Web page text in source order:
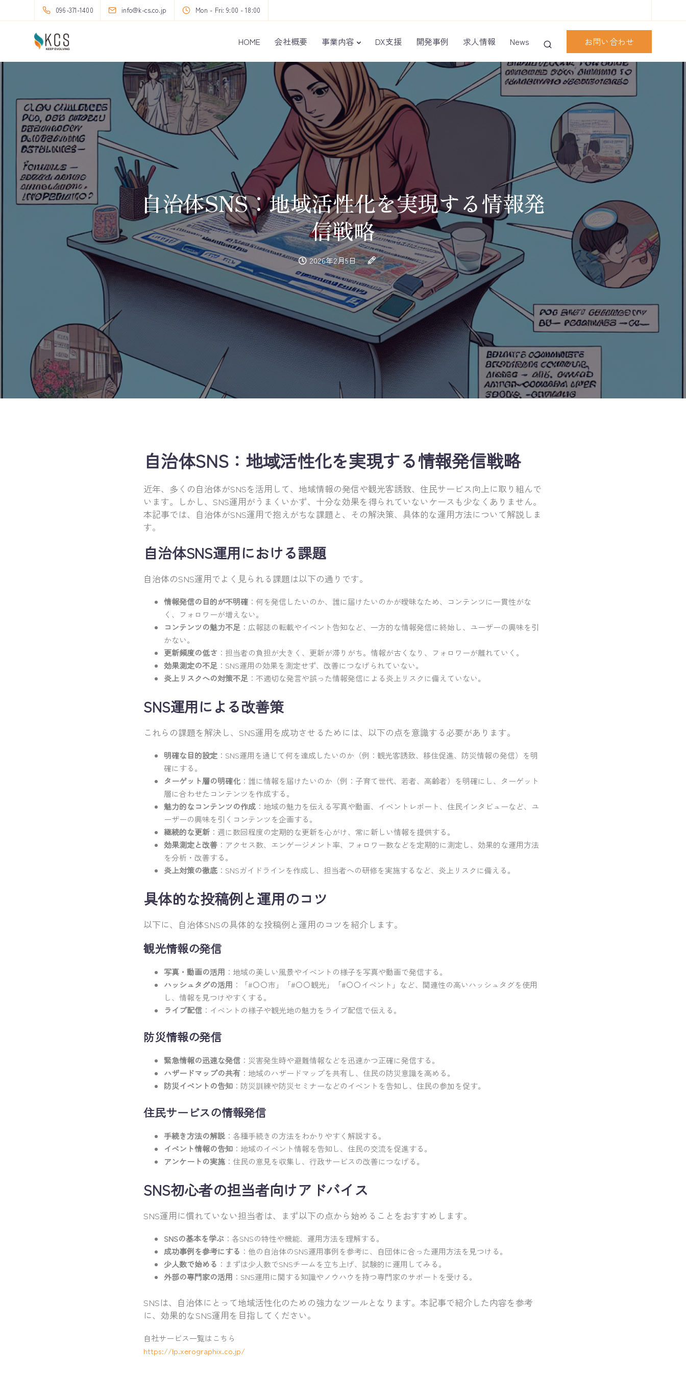
096-371-1400 info@k-cs.co.jp Mon - Fri: 9:00 - 18:00
HOME 会社概要 事業内容 DX支援 開発事例 求人情報 News お問い合わせ
自治体SNS：地域活性化を実現する情報発
信戦略
2026年2月5日
自治体SNS：地域活性化を実現する情報発信戦略
近年、多くの自治体がSNSを活用して、地域情報の発信や観光客誘致、住民サービス向上に取り組んで
います。しかし、SNS運用がうまくいかず、十分な効果を得られていないケースも少なくありません。
本記事では、自治体がSNS運用で抱えがちな課題と、その解決策、具体的な運用方法について解説しま
す。
自治体SNS運用における課題
自治体のSNS運用でよく見られる課題は以下の通りです。
情報発信の目的が不明確 ：何を発信したいのか、誰に届けたいのかが曖昧なため、コンテンツに一貫性がな
く、フォロワーが増えない。
コンテンツの魅力不足 ：広報誌の転載やイベント告知など、一方的な情報発信に終始し、ユーザーの興味を引
かない。
更新頻度の低さ ：担当者の負担が大きく、更新が滞りがち。情報が古くなり、フォロワーが離れていく。
効果測定の不足 ：SNS運用の効果を測定せず、改善につなげられていない。
炎上リスクへの対策不足 ：不適切な発言や誤った情報発信による炎上リスクに備えていない。
SNS運用による改善策
これらの課題を解決し、SNS運用を成功させるためには、以下の点を意識する必要があります。
明確な目的設定 ：SNS運用を通じて何を達成したいのか（例：観光客誘致、移住促進、防災情報の発信）を明
確にする。
ターゲット層の明確化 ：誰に情報を届けたいのか（例：子育て世代、若者、高齢者）を明確にし、ターゲット
層に合わせたコンテンツを作成する。
魅力的なコンテンツの作成 ：地域の魅力を伝える写真や動画、イベントレポート、住民インタビューなど、ユ
ーザーの興味を引くコンテンツを企画する。
継続的な更新 ：週に数回程度の定期的な更新を心がけ、常に新しい情報を提供する。
効果測定と改善 ：アクセス数、エンゲージメント率、フォロワー数などを定期的に測定し、効果的な運用方法
を分析・改善する。
炎上対策の徹底 ：SNSガイドラインを作成し、担当者への研修を実施するなど、炎上リスクに備える。
具体的な投稿例と運用のコツ
以下に、自治体SNSの具体的な投稿例と運用のコツを紹介します。
観光情報の発信
写真・動画の活用 ：地域の美しい風景やイベントの様子を写真や動画で発信する。
ハッシュタグの活用 ：「#〇〇市」「#〇〇観光」「#〇〇イベント」など、関連性の高いハッシュタグを使用
し、情報を見つけやすくする。
ライブ配信 ：イベントの様子や観光地の魅力をライブ配信で伝える。
防災情報の発信
緊急情報の迅速な発信 ：災害発生時や避難情報などを迅速かつ正確に発信する。
ハザードマップの共有 ：地域のハザードマップを共有し、住民の防災意識を高める。
防災イベントの告知 ：防災訓練や防災セミナーなどのイベントを告知し、住民の参加を促す。
住民サービスの情報発信
手続き方法の解説 ：各種手続きの方法をわかりやすく解説する。
イベント情報の告知 ：地域のイベント情報を告知し、住民の交流を促進する。
アンケートの実施 ：住民の意見を収集し、行政サービスの改善につなげる。
SNS初心者の担当者向けアドバイス
SNS運用に慣れていない担当者は、まず以下の点から始めることをおすすめします。
SNSの基本を学ぶ ：各SNSの特性や機能、運用方法を理解する。
成功事例を参考にする ：他の自治体のSNS運用事例を参考に、自団体に合った運用方法を見つける。
少人数で始める ：まずは少人数でSNSチームを立ち上げ、試験的に運用してみる。
外部の専門家の活用 ：SNS運用に関する知識やノウハウを持つ専門家のサポートを受ける。
SNSは、自治体にとって地域活性化のための強力なツールとなります。本記事で紹介した内容を参考
に、効果的なSNS運用を目指してください。
自社サービス一覧はこちら
https://lp.xerographix.co.jp/